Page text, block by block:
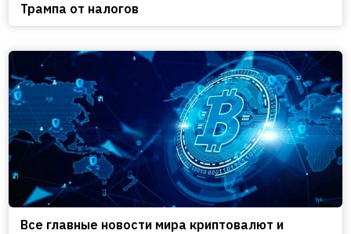
Трампа от налогов
Все главные новости мира криптовалют и